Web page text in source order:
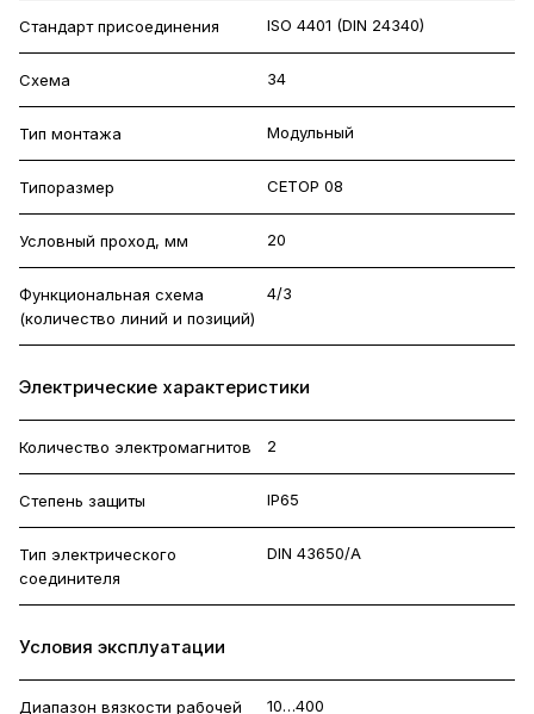
Стандарт присоединения ISO 4401 (DIN 24340)
Схема 34
Тип монтажа Модульный
Типоразмер CETOP 08
Условный проход, мм 20
Функциональная схема
(количество линий и позиций)
4/3
Электрические характеристики
Количество электромагнитов 2
Степень защиты IP65
Тип электрического
соединителя
DIN 43650/A
Условия эксплуатации
Диапазон вязкости рабочей
10…400